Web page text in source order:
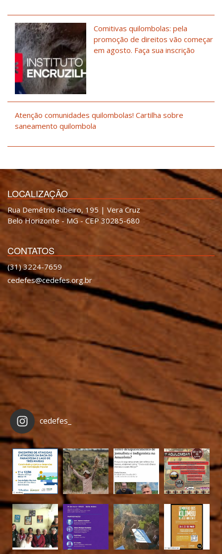
Comitivas quilombolas: pela
promoção de direitos vão começar
em agosto. Faça sua inscrição
Atenção comunidades quilombolas! Cartilha sobre
saneamento quilombola
LOCALIZAÇÃO
Rua Demétrio Ribeiro, 195 | Vera Cruz
Belo Horizonte - MG - CEP 30285-680
CONTATOS
(31) 3224-7659
cedefes@cedefes.org.br
cedefes_